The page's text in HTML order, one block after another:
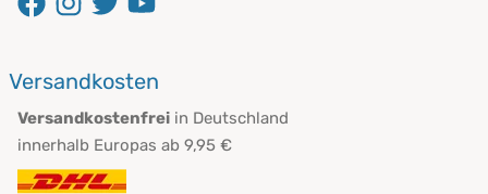
Versandkosten
Versandkostenfrei in Deutschland
innerhalb Europas ab 9,95 €